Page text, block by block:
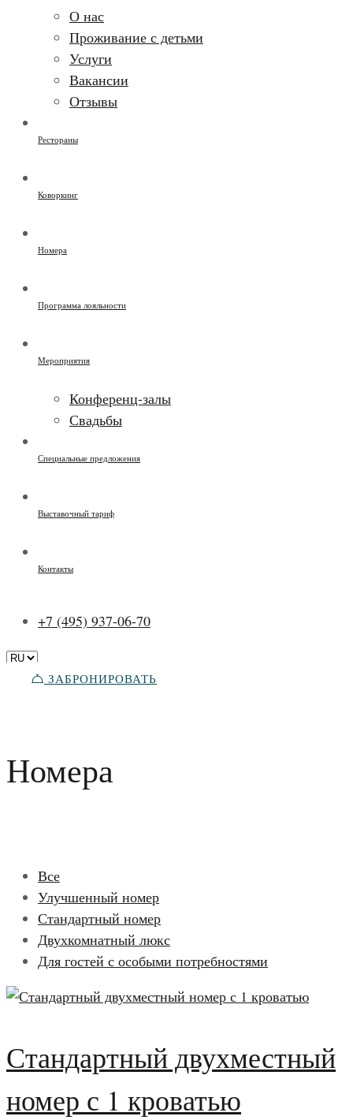
О нас
Проживание с детьми
Услуги
Вакансии
Отзывы
Рестораны
Коворкинг
Номера
Программа лояльности
Мероприятия
Конференц-залы
Свадьбы
Специальные предложения
Выставочный тариф
Контакты
+7 (495) 937-06-70
ЗАБРОНИРОВАТЬ
Номера
Все
Улучшенный номер
Стандартный номер
Двухкомнатный люкс
Для гостей с особыми потребностями
Стандартный двухместный
номер с 1 кроватью